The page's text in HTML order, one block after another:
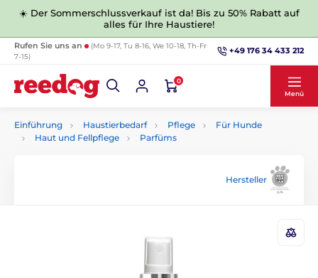
☀️ Der Sommerschlussverkauf ist da! Bis zu 50% Rabatt auf
alles für Ihre Haustiere!
Rufen Sie uns an
(Mo 9-17, Tu 8-16, We 10-18, Th-Fr
7-15)
+49 176 34 433 212
0
Menü
Einführung Haustierbedarf Pflege
Für Hunde
Haut und Fellpflege
Parfüms
Hersteller